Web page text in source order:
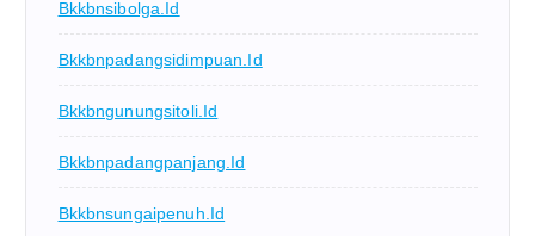
Bkkbnsibolga.id
Bkkbnpadangsidimpuan.id
Bkkbngunungsitoli.id
Bkkbnpadangpanjang.id
Bkkbnsungaipenuh.id